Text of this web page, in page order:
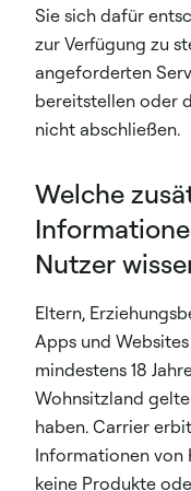
Sie sich dafür
zur Verfügung zu
angeforderten
bereitstellen oder
nicht abschließen.
Welche
Nutzer
Eltern,
Apps und
mindestens 18
Wohnsitzland
haben. Carrier
Informationen von
keine Produkte